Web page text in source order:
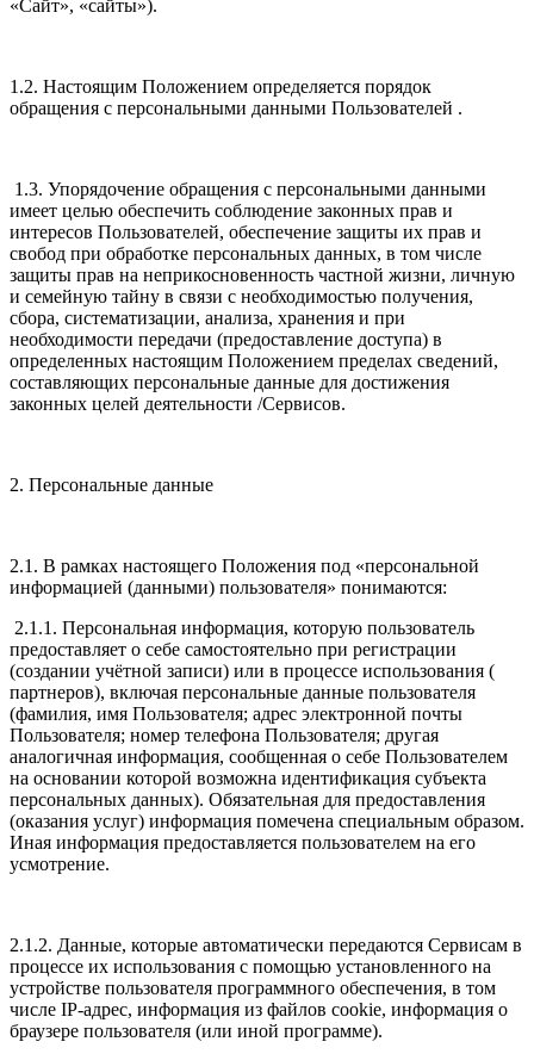
«Сайт», «сайты»).
1.2. Настоящим Положением определяется порядок
обращения с персональными данными Пользователей .
1.3. Упорядочение обращения с персональными данными
имеет целью обеспечить соблюдение законных прав и
интересов Пользователей, обеспечение защиты их прав и
свобод при обработке персональных данных, в том числе
защиты прав на неприкосновенность частной жизни, личную
и семейную тайну в связи с необходимостью получения,
сбора, систематизации, анализа, хранения и при
необходимости передачи (предоставление доступа) в
определенных настоящим Положением пределах сведений,
составляющих персональные данные для достижения
законных целей деятельности /Сервисов.
2. Персональные данные
2.1. В рамках настоящего Положения под «персональной
информацией (данными) пользователя» понимаются:
2.1.1. Персональная информация, которую пользователь
предоставляет о себе самостоятельно при регистрации
(создании учётной записи) или в процессе использования (
партнеров), включая персональные данные пользователя
(фамилия, имя Пользователя; адрес электронной почты
Пользователя; номер телефона Пользователя; другая
аналогичная информация, сообщенная о себе Пользователем
на основании которой возможна идентификация субъекта
персональных данных). Обязательная для предоставления
(оказания услуг) информация помечена специальным образом.
Иная информация предоставляется пользователем на его
усмотрение.
2.1.2. Данные, которые автоматически передаются Сервисам в
процессе их использования с помощью установленного на
устройстве пользователя программного обеспечения, в том
числе IP-адрес, информация из файлов cookie, информация о
браузере пользователя (или иной программе).